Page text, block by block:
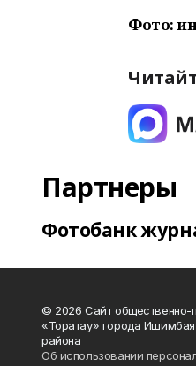
Фото:
Партнеры
Фотобанк
© 2026 Сайт общественно-
«Торатау» города
района
Об использовании